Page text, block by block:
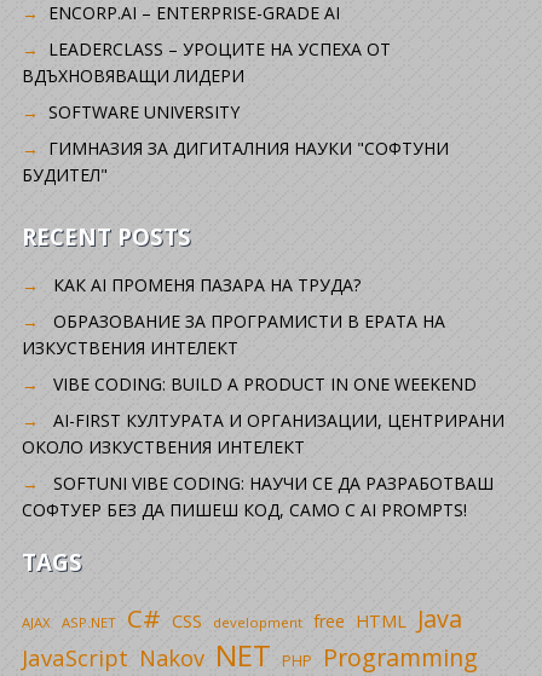
ENCORP.AI – ENTERPRISE-GRADE AI
LEADERCLASS – УРОЦИТЕ НА УСПЕХА ОТ
ВДЪХНОВЯВАЩИ ЛИДЕРИ
SOFTWARE UNIVERSITY
ГИМНАЗИЯ ЗА ДИГИТАЛНИЯ НАУКИ "СОФТУНИ
БУДИТЕЛ"
RECENT POSTS
КАК AI ПРОМЕНЯ ПАЗАРА НА ТРУДА?
ОБРАЗОВАНИЕ ЗА ПРОГРАМИСТИ В ЕРАТА НА
ИЗКУСТВЕНИЯ ИНТЕЛЕКТ
VIBE CODING: BUILD A PRODUCT IN ONE WEEKEND
AI-FIRST КУЛТУРАТА И ОРГАНИЗАЦИИ, ЦЕНТРИРАНИ
ОКОЛО ИЗКУСТВЕНИЯ ИНТЕЛЕКТ
SOFTUNI VIBE CODING: НАУЧИ СЕ ДА РАЗРАБОТВАШ
СОФТУЕР БЕЗ ДА ПИШЕШ КОД, САМО С AI PROMPTS!
TAGS
AJAX ASP.NET C# CSS development free HTML Java
JavaScript Nakov NET PHP Programming